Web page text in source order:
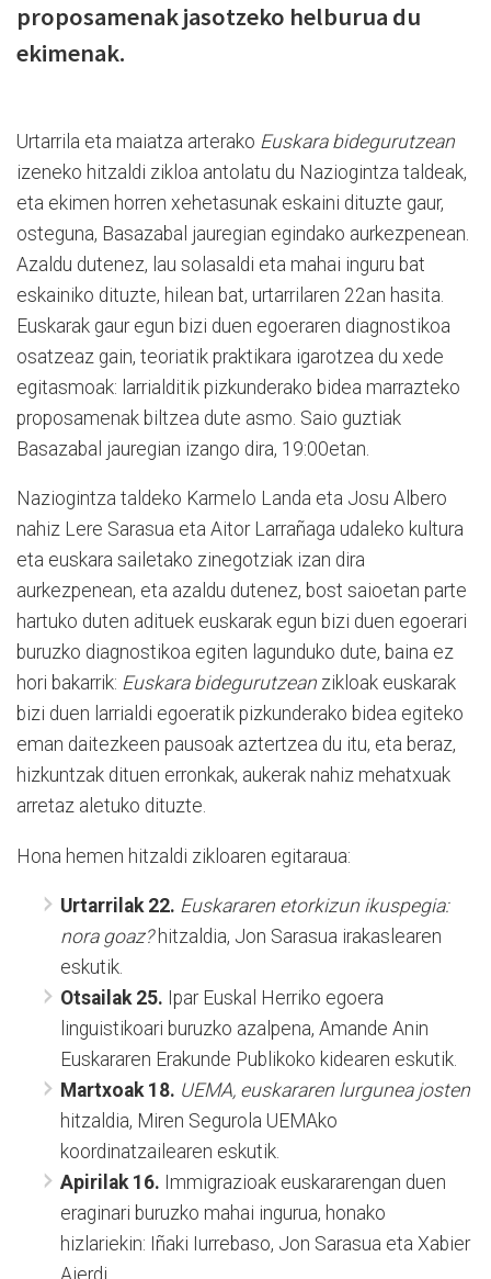
proposamenak jasotzeko helburua du
ekimenak.
Urtarrila eta maiatza arterako Euskara bidegurutzean
izeneko hitzaldi zikloa antolatu du Naziogintza taldeak,
eta ekimen horren xehetasunak eskaini dituzte gaur,
osteguna, Basazabal jauregian egindako aurkezpenean.
Azaldu dutenez, lau solasaldi eta mahai inguru bat
eskainiko dituzte, hilean bat, urtarrilaren 22an hasita.
Euskarak gaur egun bizi duen egoeraren diagnostikoa
osatzeaz gain, teoriatik praktikara igarotzea du xede
egitasmoak: larrialditik pizkunderako bidea marrazteko
proposamenak biltzea dute asmo. Saio guztiak
Basazabal jauregian izango dira, 19:00etan.
Naziogintza taldeko Karmelo Landa eta Josu Albero
nahiz Lere Sarasua eta Aitor Larrañaga udaleko kultura
eta euskara sailetako zinegotziak izan dira
aurkezpenean, eta azaldu dutenez, bost saioetan parte
hartuko duten adituek euskarak egun bizi duen egoerari
buruzko diagnostikoa egiten lagunduko dute, baina ez
hori bakarrik: Euskara bidegurutzean zikloak euskarak
bizi duen larrialdi egoeratik pizkunderako bidea egiteko
eman daitezkeen pausoak aztertzea du itu, eta beraz,
hizkuntzak dituen erronkak, aukerak nahiz mehatxuak
arretaz aletuko dituzte.
Hona hemen hitzaldi zikloaren egitaraua:
Urtarrilak 22. Euskararen etorkizun ikuspegia:
nora goaz?hitzaldia, Jon Sarasua irakaslearen
eskutik.
Otsailak 25. Ipar Euskal Herriko egoera
linguistikoari buruzko azalpena, Amande Anin
Euskararen Erakunde Publikoko kidearen eskutik.
Martxoak 18. UEMA, euskararen lurgunea josten
hitzaldia, Miren Segurola UEMAko
koordinatzailearen eskutik.
Apirilak 16. Immigrazioak euskararengan duen
eraginari buruzko mahai ingurua, honako
hizlariekin: Iñaki Iurrebaso, Jon Sarasua eta Xabier